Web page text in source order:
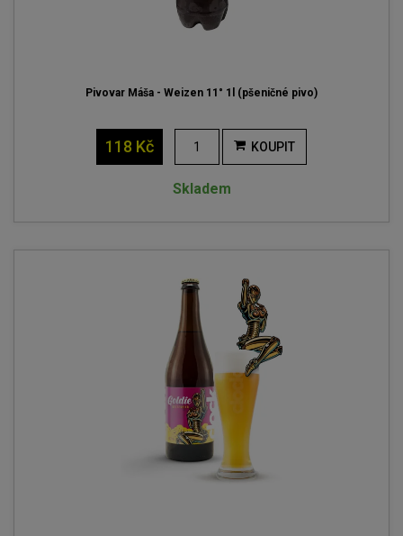
Pivovar Máša - Weizen 11° 1l (pšeničné pivo)
118 Kč KOUPIT
Skladem